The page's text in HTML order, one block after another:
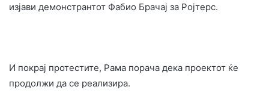
изјави демонстрантот Фабио Брачај за Ројтерс.
И покрај протестите, Рама порача дека проектот ќе
продолжи да се реализира.